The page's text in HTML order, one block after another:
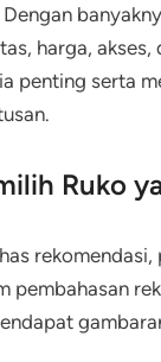
harga,
penting serta
Ruko
pembahasan